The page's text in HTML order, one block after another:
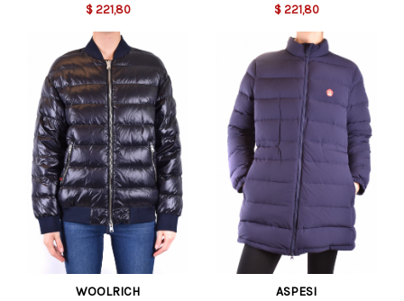
$ 221,80
$ 221,80
WOOLRICH ASPESI